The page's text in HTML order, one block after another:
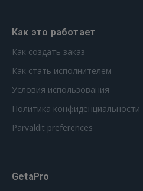
Как это работает
Как создать заказ
Как стать исполнителем
Условия использования
Политика конфиденциальности
Pārvaldīt preferences
GetaPro